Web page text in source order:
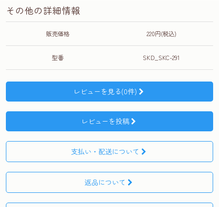
その他の詳細情報
販売価格 220円(税込)
型番 SKD_SKC-291
レビューを見る(0件)
レビューを投稿
支払い・配送について
返品について